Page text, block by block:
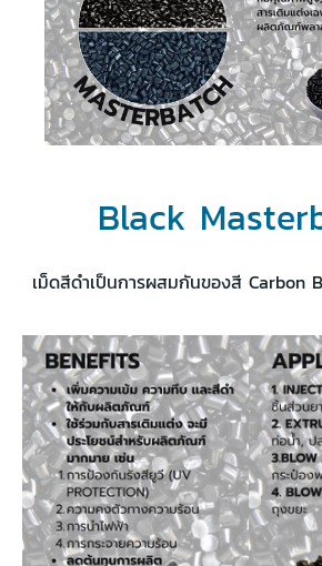
Black
เม็ดสีดำเป็นการผสมกันของสี